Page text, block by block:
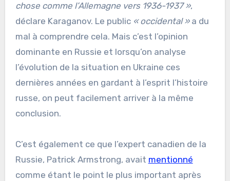
chose comme l’Allemagne vers 1936-1937 »,
déclare Karaganov. Le public « occidental »a du
mal à comprendre cela. Mais c’est l’opinion
dominante en Russie et lorsqu’on analyse
l’évolution de la situation en Ukraine ces
dernières années en gardant à l’esprit l’histoire
russe, on peut facilement arriver à la même
conclusion.
C’est également ce que l’expert canadien de la
Russie, Patrick Armstrong, avait mentionné
comme étant le point le plus important après